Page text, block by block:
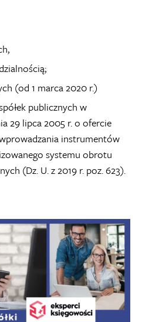
(od 1 marca 2020 r.)
publicznych w
29 lipca 2005 r. o ofercie
instrumentów
systemu obrotu
(Dz. U. z 2019 r. poz. 623).